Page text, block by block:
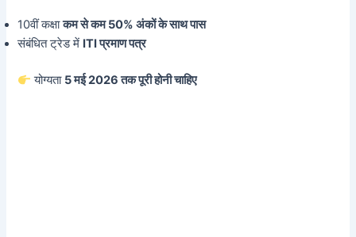
10वीं कक्षाकम से कम 50% अंकों के साथ पास
संबंधित ट्रेड में ITI प्रमाण पत्र
योग्यता 5 मई 2026 तक पूरी होनी चाहिए